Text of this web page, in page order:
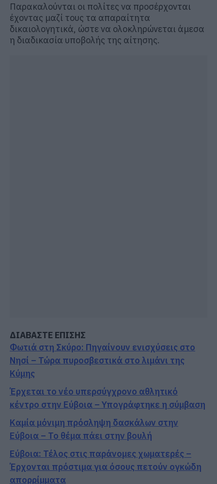
Παρακαλούνται οι πολίτες να προσέρχονται
έχοντας μαζί τους τα απαραίτητα
δικαιολογητικά, ώστε να ολοκληρώνεται άμεσα
η διαδικασία υποβολής της αίτησης.
ΔΙΑΒΑΣΤΕ ΕΠΙΣΗΣ
Φωτιά στη Σκύρο: Πηγαίνουν ενισχύσεις στο
Νησί – Τώρα πυροσβεστικά στο λιμάνι της
Κύμης
Έρχεται το νέο υπερσύγχρονο αθλητικό
κέντρο στην Εύβοια – Υπογράφτηκε η σύμβαση
Καμία μόνιμη πρόσληψη δασκάλων στην
Εύβοια – Το θέμα πάει στην βουλή
Εύβοια: Τέλος στις παράνομες χωματερές –
Έρχονται πρόστιμα για όσους πετούν ογκώδη
απορρίμματα